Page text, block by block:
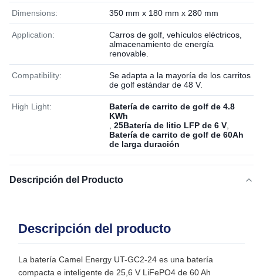
Dimensions: 350 mm x 180 mm x 280 mm
Application:
Carros de golf, vehículos eléctricos,
almacenamiento de energía
renovable.
Compatibility:
Se adapta a la mayoría de los carritos
de golf estándar de 48 V.
High Light:
Batería de carrito de golf de 4.8
KWh
25Batería de litio LFP de 6 V
Batería de carrito de golf de 60Ah
de larga duración
Descripción del Producto
Descripción del producto
La batería Camel Energy UT-GC2-24 es una batería
compacta e inteligente de 25,6 V LiFePO4 de 60 Ah